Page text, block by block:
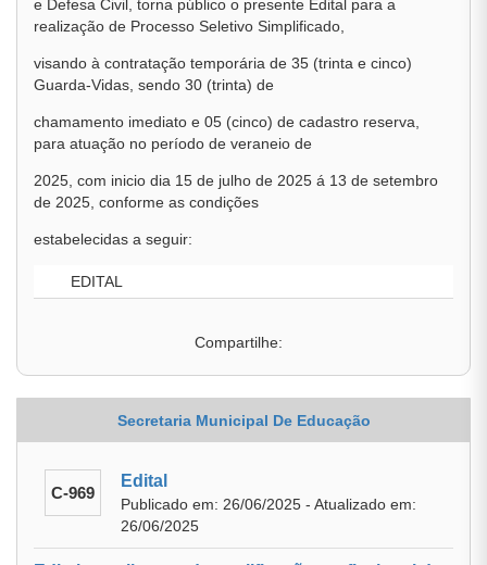
e Defesa Civil, torna público o presente Edital para a
realização de Processo Seletivo Simplificado,
visando à contratação temporária de 35 (trinta e cinco)
Guarda-Vidas, sendo 30 (trinta) de
chamamento imediato e 05 (cinco) de cadastro reserva,
para atuação no período de veraneio de
2025, com inicio dia 15 de julho de 2025 á 13 de setembro
de 2025, conforme as condições
estabelecidas a seguir:
EDITAL
Compartilhe:
Secretaria Municipal De Educação
C-969
Edital
Publicado em: 26/06/2025 - Atualizado em:
26/06/2025